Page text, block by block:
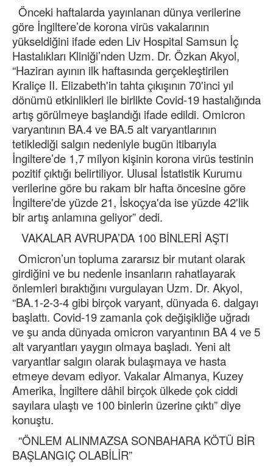
Önceki haftalarda yayınlanan dünya verilerine
göre İngiltere’de korona virüs vakalarının
yükseldiğini ifade eden Liv Hospital Samsun İç
Hastalıkları Kliniği’nden Uzm. Dr. Özkan Akyol,
“Haziran ayının ilk haftasında gerçekleştirilen
Kraliçe II. Elizabeth'in tahta çıkışının 70'inci yıl
dönümü etkinlikleri ile birlikte Covid-19 hastalığında
artış görülmeye başlandığı ifade edildi. Omicron
varyantının BA.4 ve BA.5 alt varyantlarının
tetiklediği salgın nedeniyle bugün itibarıyla
İngiltere’de 1,7 milyon kişinin korona virüs testinin
pozitif çıktığı belirtiliyor. Ulusal İstatistik Kurumu
verilerine göre bu rakam bir hafta öncesine göre
İngiltere'de yüzde 21, İskoçya'da ise yüzde 42'lik
bir artış anlamına geliyor” dedi.
VAKALAR AVRUPA’DA 100 BİNLERİ AŞTI
Omicron’un topluma zararsız bir mutant olarak
girdiğini ve bu nedenle insanların rahatlayarak
önlemleri bıraktığını vurgulayan Uzm. Dr. Akyol,
“BA.1-2-3-4 gibi birçok varyant, dünyada 6. dalgayı
başlattı. Covid-19 zamanla çok değişikliğe uğradı
ve şu anda dünyada omicron varyantının BA 4 ve 5
alt varyantları yaygın olmaya başladı. Yeni alt
varyantlar salgın olarak bulaşmaya ve hasta
etmeye devam ediyor. Vakalar Almanya, Kuzey
Amerika, İngiltere dâhil birçok ülkede çok ciddi
sayılara ulaştı ve 100 binlerin üzerine çıktı” diye
konuştu.
“ÖNLEM ALINMAZSA SONBAHARA KÖTÜ BİR
BAŞLANGIÇ OLABİLİR”